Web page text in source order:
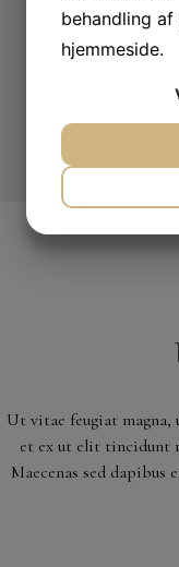
Ut vitae feugiat magna,
et ex ut elit tincidunt
Maecenas sed
behandling
hjemmeside.